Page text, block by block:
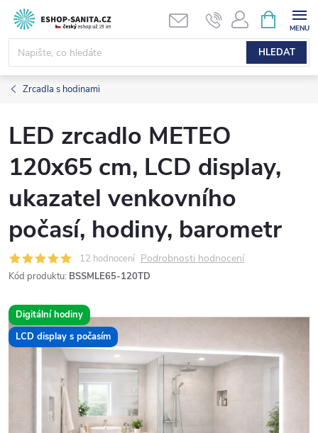
Přejít
obsah
HLEDAT
NÁKUPNÍ
KOŠÍK
Zrcadla s hodinami
LED zrcadlo METEO
120x65 cm, LCD display,
ukazatel venkovního
počasí, hodiny, barometr
12 hodnocení Podrobnosti hodnocení
Kód produktu: BSSMLE65-120TD
Digitální hodiny
LCD display s počasím